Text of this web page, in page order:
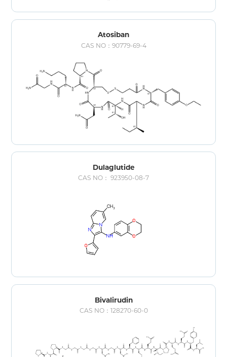
Atosiban
CAS NO：90779-69-4
Dulaglutide
CAS NO： 923950-08-7
Bivalirudin
CAS NO：128270-60-0